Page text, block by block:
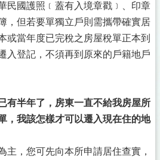
民國護照﹝蓋有入境章戳﹞、印章
，但若要單獨立戶則需攜帶確實居
或當年度已完稅之房屋稅單正本到
入登記，不須再到原來的戶籍地戶
有半年了，房東一直不給我房屋所
，我該怎樣才可以遷入現在住的地
主，您可先向本所申請居住查實，